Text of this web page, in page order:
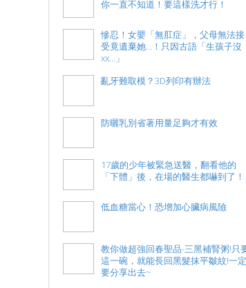
你一直不知道！要這樣洗才行！
慘忍！女嬰「無肛症」，父母無法接
受竟遺棄她…！只因古語「生孩子沒
xx…」
亂牙難取模？3D列印有辦法
防曬乳別省著用量足夠才有效
17歲的少年被緊急送醫，翻看他的
「下體」後，在場的醫生都嚇到了！
低血糖當心！恐增加心臟病風險
教你做超強回春聖品-三黑補腎粥!只
這一碗，就能長回黑髮抹平皺紋!一定
要分享出去~